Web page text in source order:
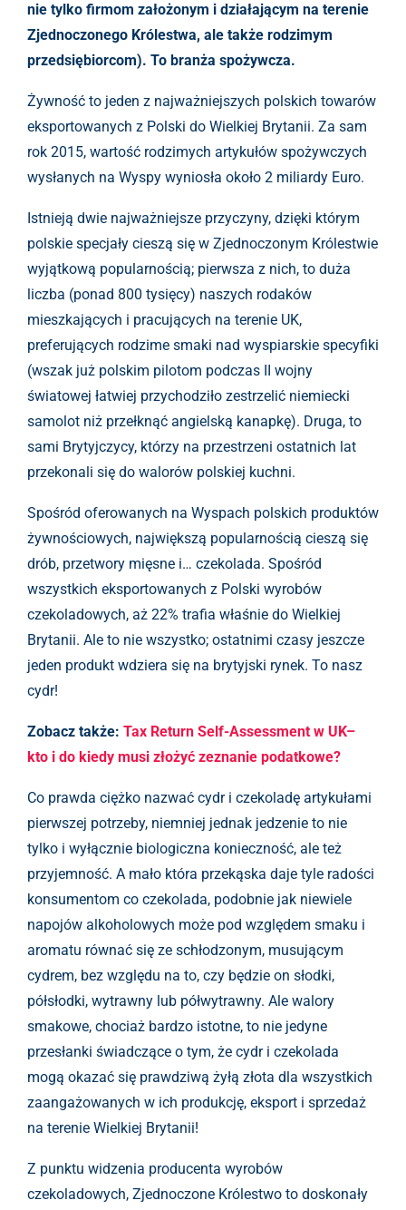
nie tylko firmom założonym i działającym na terenie
Zjednoczonego Królestwa, ale także rodzimym
przedsiębiorcom). To branża spożywcza.
Żywność to jeden z najważniejszych polskich towarów
eksportowanych z Polski do Wielkiej Brytanii. Za sam
rok 2015, wartość rodzimych artykułów spożywczych
wysłanych na Wyspy wyniosła około 2 miliardy Euro.
Istnieją dwie najważniejsze przyczyny, dzięki którym
polskie specjały cieszą się w Zjednoczonym Królestwie
wyjątkową popularnością; pierwsza z nich, to duża
liczba (ponad 800 tysięcy) naszych rodaków
mieszkających i pracujących na terenie UK,
preferujących rodzime smaki nad wyspiarskie specyfiki
(wszak już polskim pilotom podczas II wojny
światowej łatwiej przychodziło zestrzelić niemiecki
samolot niż przełknąć angielską kanapkę). Druga, to
sami Brytyjczycy, którzy na przestrzeni ostatnich lat
przekonali się do walorów polskiej kuchni.
Spośród oferowanych na Wyspach polskich produktów
żywnościowych, największą popularnością cieszą się
drób, przetwory mięsne i… czekolada. Spośród
wszystkich eksportowanych z Polski wyrobów
czekoladowych, aż 22% trafia właśnie do Wielkiej
Brytanii. Ale to nie wszystko; ostatnimi czasy jeszcze
jeden produkt wdziera się na brytyjski rynek. To nasz
cydr!
Zobacz także: Tax Return Self-Assessment w UK–
kto i do kiedy musi złożyć zeznanie podatkowe?
Co prawda ciężko nazwać cydr i czekoladę artykułami
pierwszej potrzeby, niemniej jednak jedzenie to nie
tylko i wyłącznie biologiczna konieczność, ale też
przyjemność. A mało która przekąska daje tyle radości
konsumentom co czekolada, podobnie jak niewiele
napojów alkoholowych może pod względem smaku i
aromatu równać się ze schłodzonym, musującym
cydrem, bez względu na to, czy będzie on słodki,
półsłodki, wytrawny lub półwytrawny. Ale walory
smakowe, chociaż bardzo istotne, to nie jedyne
przesłanki świadczące o tym, że cydr i czekolada
mogą okazać się prawdziwą żyłą złota dla wszystkich
zaangażowanych w ich produkcję, eksport i sprzedaż
na terenie Wielkiej Brytanii!
Z punktu widzenia producenta wyrobów
czekoladowych, Zjednoczone Królestwo to doskonały